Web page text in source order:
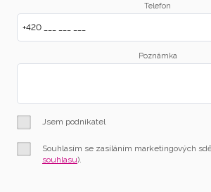
Telefon
Poznámka
Jsem podnikatel
Souhlasím se zasíláním marketingových
souhlasu).